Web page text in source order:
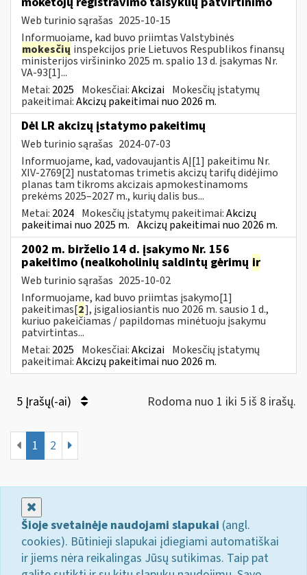
Web turinio sąrašas 2025-10-15
Informuojame, kad buvo priimtas Valstybinės
mokesčių inspekcijos prie Lietuvos Respublikos finansų
ministerijos viršininko 2025 m. spalio 13 d. įsakymas Nr.
VA-93[1]...
Metai: 2025 Mokesčiai:Akcizai Mokesčių įstatymų
pakeitimai:Akcizų pakeitimai nuo 2026 m.
Dėl LR akcizų įstatymo pakeitimų
Web turinio sąrašas 2024-07-03
Informuojame, kad, vadovaujantis AĮ[1] pakeitimu Nr.
XIV-2769[2] nustatomas trimetis akcizų tarifų didėjimo
planas tam tikroms akcizais apmokestinamoms
prekėms 2025–2027 m., kurių dalis bus...
Metai: 2024 Mokesčių įstatymų pakeitimai:Akcizų
pakeitimai nuo 2025 m. Akcizų pakeitimai nuo 2026 m.
2002 m. birželio 14 d. įsakymo Nr. 156
pakeitimo (nealkoholinių saldintų gėrimų ir
Web turinio sąrašas 2025-10-02
Informuojame, kad buvo priimtas įsakymo[1]
pakeitimas[2], įsigaliosiantis nuo 2026 m. sausio 1 d.,
kuriuo pakeičiamas / papildomas minėtuoju įsakymu
patvirtintas...
Metai: 2025 Mokesčiai:Akcizai Mokesčių įstatymų
pakeitimai:Akcizų pakeitimai nuo 2026 m.
5 Įrašų(-ai) Rodoma nuo 1 iki 5 iš 8 irašų.
1 2
Šioje svetainėje naudojami slapukai (angl.
cookies). Būtinieji slapukai įdiegiami automatiškai
ir jiems nėra reikalingas Jūsų sutikimas. Taip pat